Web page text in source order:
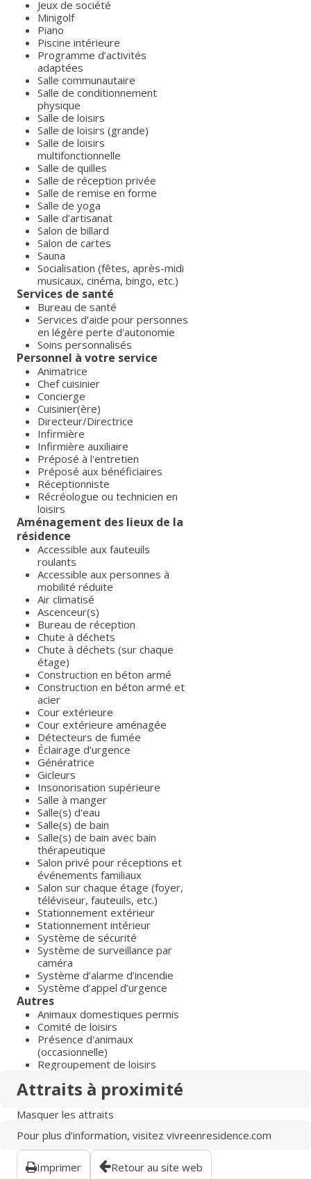
Jeux de société
Minigolf
Piano
Piscine intérieure
Programme d’activités
adaptées
Salle communautaire
Salle de conditionnement
physique
Salle de loisirs
Salle de loisirs (grande)
Salle de loisirs
multifonctionnelle
Salle de quilles
Salle de réception privée
Salle de remise en forme
Salle de yoga
Salle d’artisanat
Salon de billard
Salon de cartes
Sauna
Socialisation (fêtes, après-midi
musicaux, cinéma, bingo, etc.)
Services de santé
Bureau de santé
Services d’aide pour personnes
en légère perte d'autonomie
Soins personnalisés
Personnel à votre service
Animatrice
Chef cuisinier
Concierge
Cuisinier(ère)
Directeur/Directrice
Infirmière
Infirmière auxiliaire
Préposé à l'entretien
Préposé aux bénéficiaires
Réceptionniste
Récréologue ou technicien en
loisirs
Aménagement des lieux de la
résidence
Accessible aux fauteuils
roulants
Accessible aux personnes à
mobilité réduite
Air climatisé
Ascenceur(s)
Bureau de réception
Chute à déchets
Chute à déchets (sur chaque
étage)
Construction en béton armé
Construction en béton armé et
acier
Cour extérieure
Cour extérieure aménagée
Détecteurs de fumée
Éclairage d’urgence
Génératrice
Gicleurs
Insonorisation supérieure
Salle à manger
Salle(s) d'eau
Salle(s) de bain
Salle(s) de bain avec bain
thérapeutique
Salon privé pour réceptions et
événements familiaux
Salon sur chaque étage (foyer,
téléviseur, fauteuils, etc.)
Stationnement extérieur
Stationnement intérieur
Système de sécurité
Système de surveillance par
caméra
Système d’alarme d’incendie
Système d’appel d’urgence
Autres
Animaux domestiques permis
Comité de loisirs
Présence d'animaux
(occasionnelle)
Regroupement de loisirs
Attraits à proximité
Masquer les attraits
Pour plus d’information, visitez vivreenresidence.com
Imprimer Retour au site web